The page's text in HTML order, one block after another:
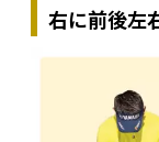
右に前後左